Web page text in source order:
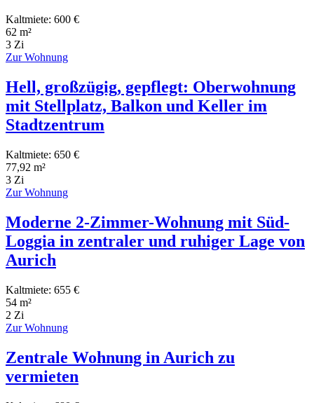
Kaltmiete: 600 €
62 m²
3 Zi
Zur Wohnung
Hell, großzügig, gepflegt: Oberwohnung
mit Stellplatz, Balkon und Keller im
Stadtzentrum
Kaltmiete: 650 €
77,92 m²
3 Zi
Zur Wohnung
Moderne 2-Zimmer-Wohnung mit Süd-
Loggia in zentraler und ruhiger Lage von
Aurich
Kaltmiete: 655 €
54 m²
2 Zi
Zur Wohnung
Zentrale Wohnung in Aurich zu
vermieten